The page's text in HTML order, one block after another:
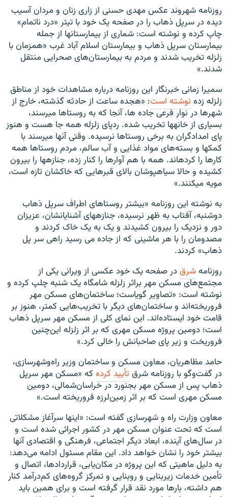
روزنامه شهروند عکس مهدی حسنی از زاری زنان و مردان آسیب
دیده در سرپل ذهاب را در صفحه یک خود با تیتر «درد ناتمام»
چاپ کرده و نوشته است: شماری از بیمارستان‎ها از جمله
بیمارستان سرپل ذهاب و بیمارستان اسلام آباد غرب «همزمان با
زلزله تخریب شدند و مردم به بیمارستان‌های صحرایی منتقل
شدند.»
سمیرا زمانی خبرنگار این روزنامه درباره مشاهدات خود از مناطق
زلزله زده نوشته است: «هجده ساعت از حادثه گذشته، خارج از
شهرها در نوار فرعی جاده ها، آنجا که به روستاها می‎رسند،
بسیاری از خانه‎ها تخریب شده. ردپای زلزله همه جا هست و هنوز
پای امدادگران به برخی روستاها نرسیده. وقتی آنها می‎رسند با
کمک‎ها و بسته‌های مواد غذایی و آب سالم، مردم روستاها همه
کارها را کرده‎اند. همه با هم آوارها را کنار زده، جنازه‎ها را بیرون
کشیده و حالا سیاهپوشان بالای قبرهایی که خاکشان تازه است،
مویه می‎کنند.»
به نوشته این روزنامه «بیشتر روستاهای اطراف سرپل ذهاب
دوشنبه، آفتاب به ظهر نرسیده، جنازه‎های آشنایان‎شان، عزیزان
دور و نزدیک را بیرون کشیدند و یک به یک خاک کردند و
مصدومان را با هر ماشینی که از جاده می رسید راهی سر پل
ذهاب» کردند.
روزنامهشرقدر صفحه یک خود عکسی از ویرانی یکی از
مجتمع‌های مسکن مهر براثر زلزله شامگاه یک شنبه چلپ کرده و
نوشته است: «تصاویر گویاست؛ ساختمان‌های مسکن ‌مهر
فروریخته‌اند و ساختمان‌های دیگر با تخریب‌هایی کمتر، هنوز بر
قامت خود ایستاده‌اند. این نمای کلی از مسکن‌ مهر سرپل ذهاب
است؛ دومین پروژه مسکن ‌مهری که بر اثر زلزله این‌چنین
فروریخت و زیر پای صاحبانش را خالی کرد.»
حامد مظاهریان، معاون مسکن و ساختمان وزیر راه‌وشهرسازی،
در گفت‌وگو با روزنامه شرق تأیید کرده که «مسکن مهر سرپل‌
ذهاب پس از مسکن مهر بجنورد در خراسان‌شمالی، دومین
مسکن مهری است که بر اثر زمین‌لرزه فروریخته است.»
معاون وزارت راه و شهرسازی گفته است: «اینها سرآغاز مشکلاتی
است که تحت عنوان مسکن مهر در کشور اجرائی شده است و
در سال‌های آینده، ابعاد دیگر اجتماعی، فرهنگی و اقتصادی آنها
بیشتر خود را نشان خواهد داد. این مقام مسئول ادامه می‌دهد:
به دلیل ماهیتی که این پروژه‌ در مکان‌یابی، قراردادها، اتصال و
تأمین خدمات زیربنایی و روبنایی و تمرکز گروه‌های کم‌درآمد کنار
هم داشته، بارها مورد نقد قرار گرفته است و برای همین باید